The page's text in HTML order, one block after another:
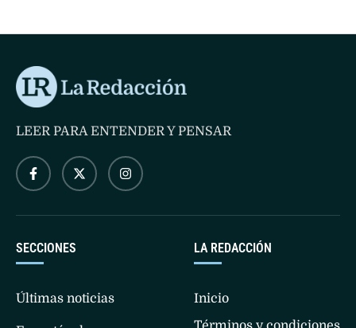
LA REDACCIÓN
Inicio
SECCIONES
Últimas noticias
LEER PARA ENTENDER Y PENSAR